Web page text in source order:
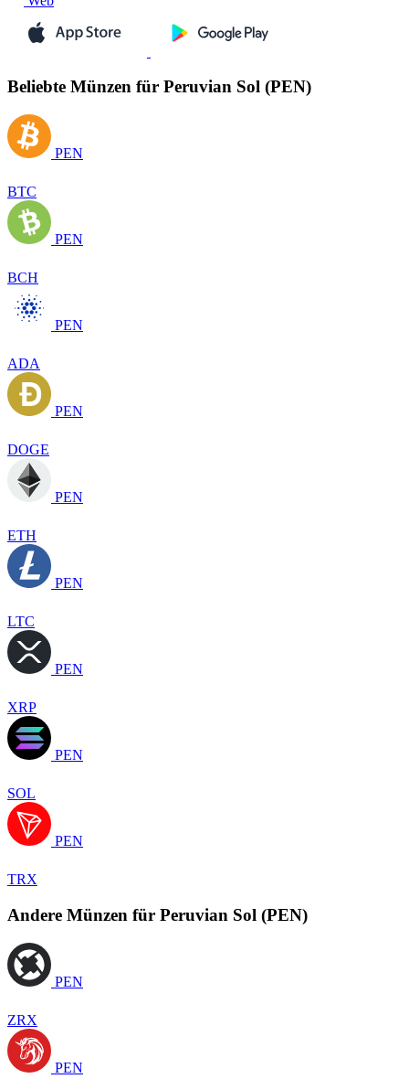
Beliebte Münzen für Peruvian Sol (PEN)
PEN
BTC
PEN
BCH
PEN
ADA
PEN
DOGE
PEN
ETH
PEN
LTC
PEN
XRP
PEN
SOL
PEN
TRX
Andere Münzen für Peruvian Sol (PEN)
PEN
ZRX
PEN